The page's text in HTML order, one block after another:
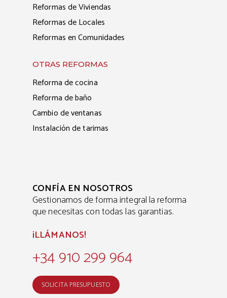
Reformas de Viviendas
Reformas de Locales
Reformas en Comunidades
OTRAS REFORMAS
Reforma de cocina
Reforma de baño
Cambio de ventanas
Instalación de tarimas
CONFÍA EN NOSOTROS
Gestionamos de forma integral la reforma
que necesitas con todas las garantias.
¡LLÁMANOS!
+34 910 299 964
SOLICITA PRESUPUESTO